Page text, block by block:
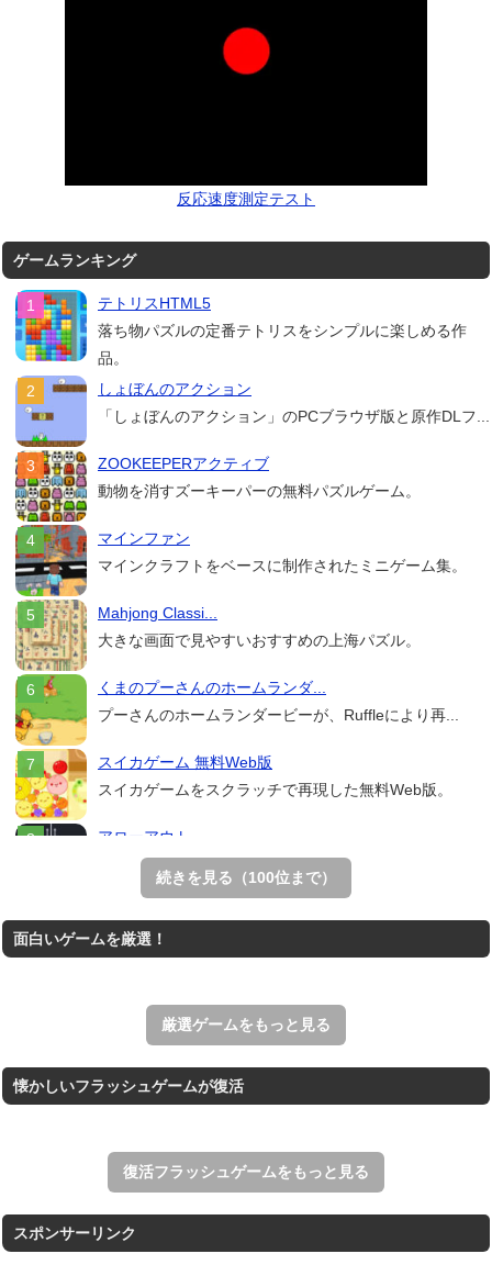
反応速度測定テスト
ゲームランキング
テトリスHTML5
落ち物パズルの定番テトリスをシンプルに楽しめる作
品。
しょぼんのアクション
「しょぼんのアクション」のPCブラウザ版と原作DLフ...
ZOOKEEPERアクティブ
動物を消すズーキーパーの無料パズルゲーム。
マインファン
マインクラフトをベースに制作されたミニゲーム集。
Mahjong Classi...
大きな画面で見やすいおすすめの上海パズル。
くまのプーさんのホームランダ...
プーさんのホームランダービーが、Ruffleにより再...
スイカゲーム 無料Web版
スイカゲームをスクラッチで再現した無料Web版。
アローアウト
すべての矢印を画面外へ導くパズルゲーム。
ホールを巨大に育成する落とし穴ゲーム。
王国を構築していく放置系のシミュレーションゲーム。
続きを見る（100位まで）
面白いゲームを厳選！
厳選ゲームをもっと見る
懐かしいフラッシュゲームが復活
復活フラッシュゲームをもっと見る
スポンサーリンク